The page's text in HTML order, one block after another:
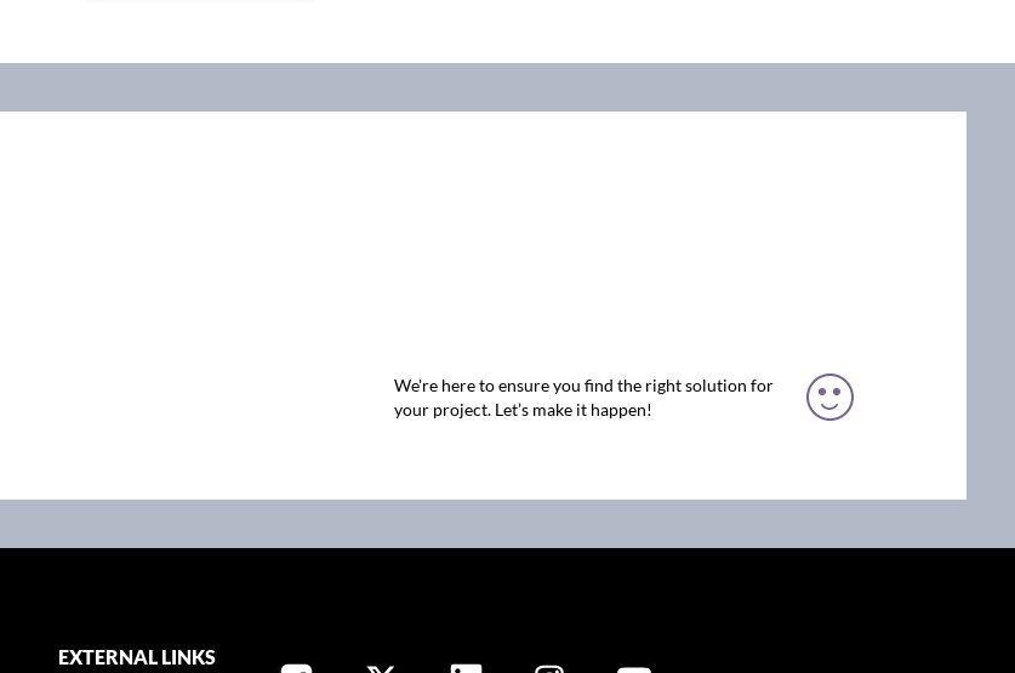
We're here to ensure you find the right solution for
your project. Let’s make it happen!
EXTERNAL LINKS